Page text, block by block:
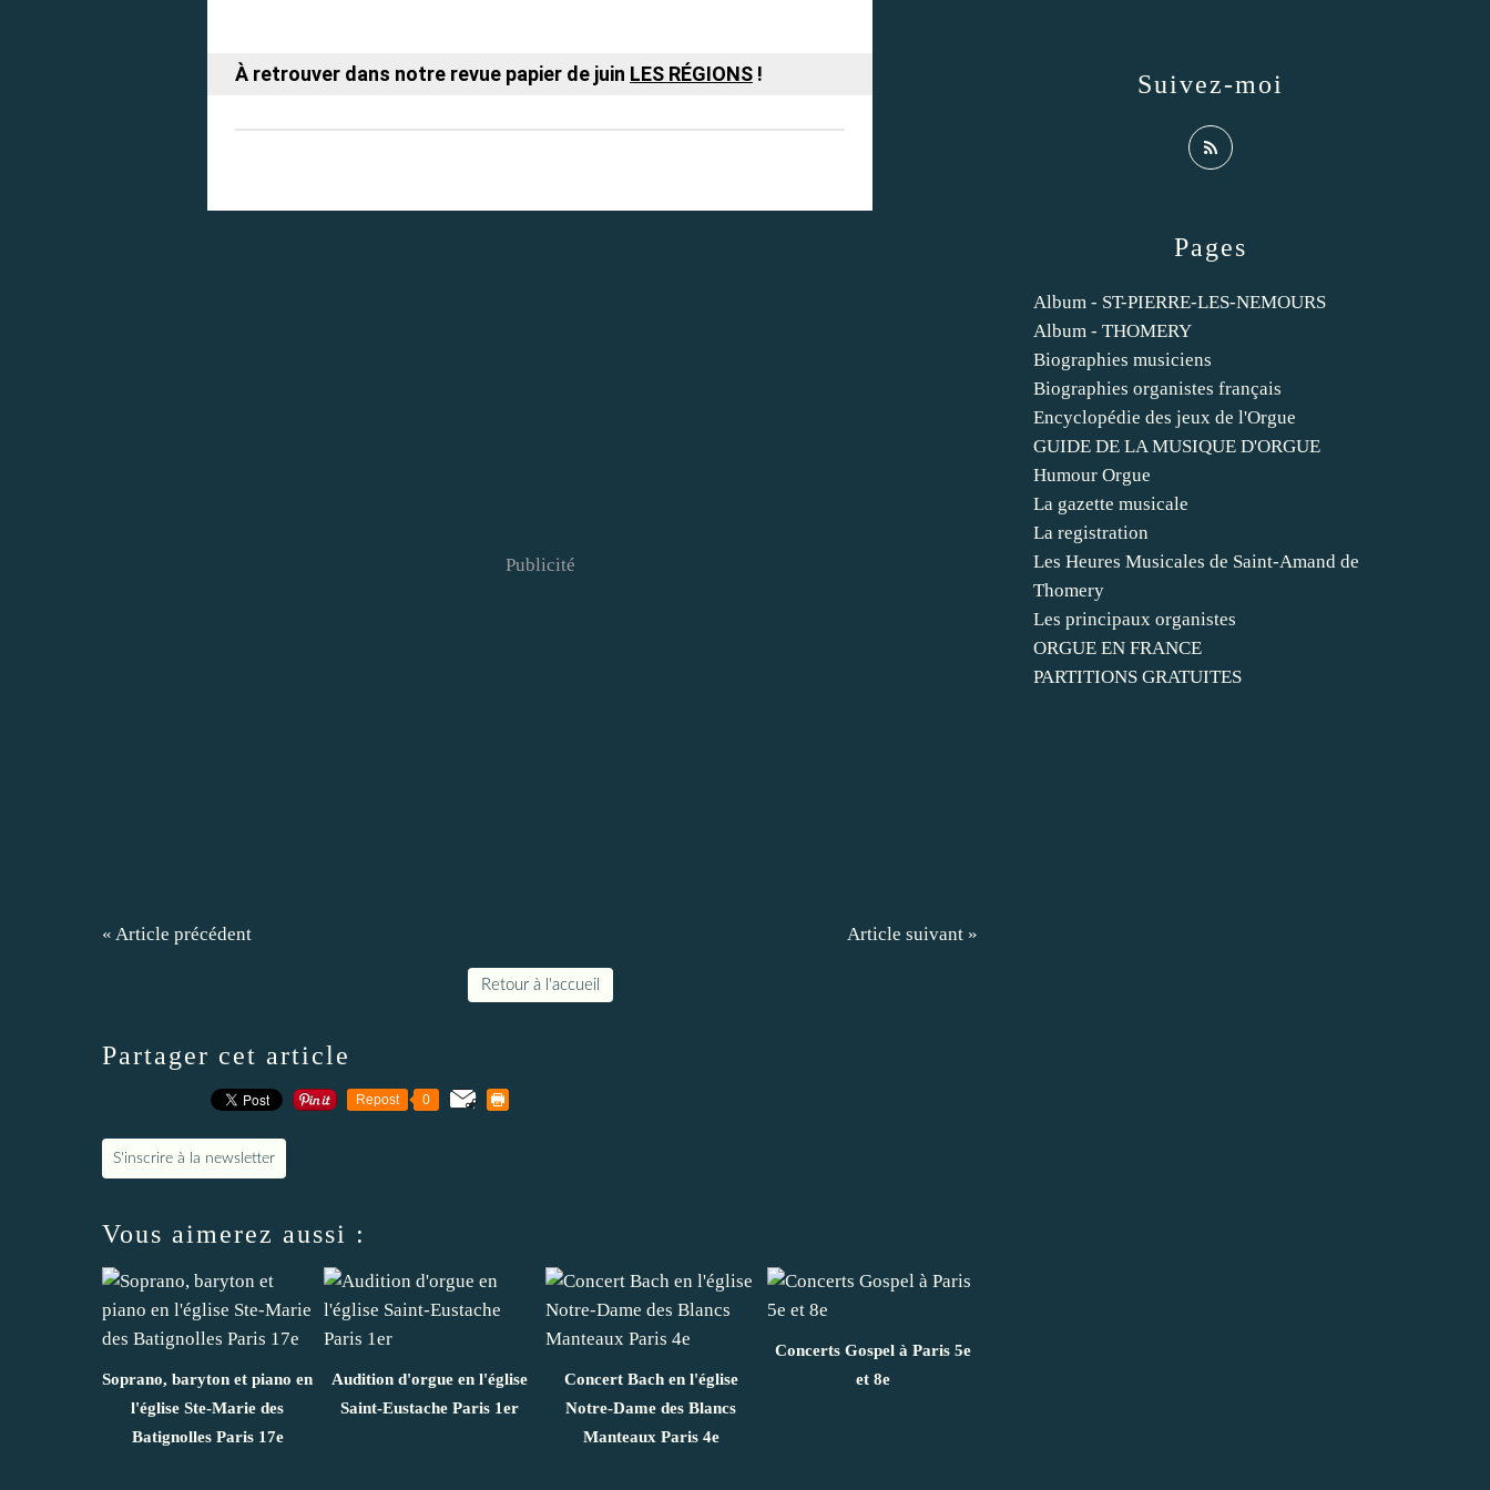
À retrouver dans notre revue papier de juin LES RÉGIONS !
Publicité
« Article précédent Article suivant »
Retour à l'accueil
Partager cet article
Repost 0
S'inscrire à la newsletter
Vous aimerez aussi :
Soprano, baryton et piano en
l'église Ste-Marie des
Batignolles Paris 17e
Audition d'orgue en l'église
Saint-Eustache Paris 1er
Concert Bach en l'église
Notre-Dame des Blancs
Manteaux Paris 4e
Concerts Gospel à Paris 5e
et 8e
Pages
Album - ST-PIERRE-LES-NEMOURS
Album - THOMERY
Biographies musiciens
Biographies organistes français
Encyclopédie des jeux de l'Orgue
GUIDE DE LA MUSIQUE D'ORGUE
Humour Orgue
La gazette musicale
La registration
Les Heures Musicales de Saint-Amand de
Thomery
Les principaux organistes
ORGUE EN FRANCE
PARTITIONS GRATUITES
Suivez-moi